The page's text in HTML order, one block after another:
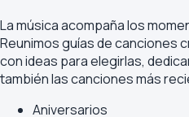
La música acompaña los
Reunimos guías de canciones
con ideas para elegirlas,
también lascanciones más
Aniversarios